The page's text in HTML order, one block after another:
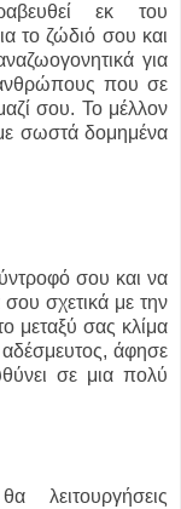
εκ του
το ζώδιό σου και
για
που σε
σου. Το μέλλον
με σωστά δομημένα
σου και να
σου σχετικά με την
μεταξύ σας κλίμα
αδέσμευτος, άφησε
σε μια πολύ
λειτουργήσεις